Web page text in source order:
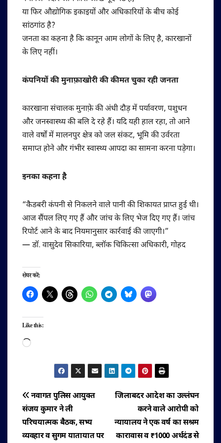
या फिर औद्योगिक इकाइयों और अधिकारियों के बीच कोई
सांठगांठ है?
जनता का कहना है कि कानून आम लोगों के लिए है, कारखानों
के लिए नहीं।
कंपनियों की मुनाफ़ाखोरी की कीमत चुका रही जनता
कारखाना संचालक मुनाफ़े की अंधी दौड़ में पर्यावरण, पशुधन
और जनस्वास्थ्य की बलि दे रहे हैं। यदि यही हाल रहा, तो आने
वाले वर्षों में मालनपुर क्षेत्र को जल संकट, भूमि की उर्वरता
समाप्त होने और गंभीर स्वास्थ्य आपदा का सामना करना पड़ेगा।
इनका कहना है
“कैडबरी कंपनी से निकलने वाले पानी की शिकायत प्राप्त हुई थी।
आज सैंपल लिए गए हैं और जांच के लिए भेज दिए गए हैं। जांच
रिपोर्ट आने के बाद नियमानुसार कार्रवाई की जाएगी।”
— डॉ. वासुदेव सिकारिया, ब्लॉक चिकित्सा अधिकारी, गोहद
शेयर करें:
Like this:
Loading…
पोस्ट
नेविगेशन
जिलाबदर आदेश का उल्लंघन
करने वाले आरोपी को
न्यायालय ने एक वर्ष का सश्रम
कारावास व ₹1000 अर्थदंड से
नवागत पुलिस आयुक्त
संजय कुमार ने ली
परिचयात्मक बैठक, सभ्य
व्यवहार व सुगम यातायात पर